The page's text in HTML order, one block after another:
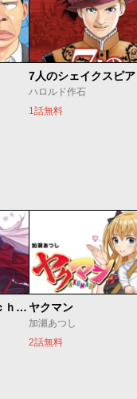
ハロルド作石
1話無料
Ｄｅｓｔｉｎｙ Ｕｎｃｈａｉｎ Ｏｎｌｉｎｅ 吸血鬼少女となって、やがて『赤の魔王』と呼ばれるようになりました ヤクマン
加瀬あつし
2話無料